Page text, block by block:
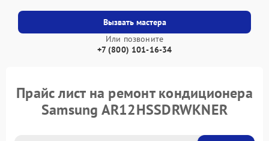
Вызвать мастера
Или позвоните
+7 (800) 101-16-34
Прайс лист на ремонт кондиционера
Samsung AR12HSSDRWKNER